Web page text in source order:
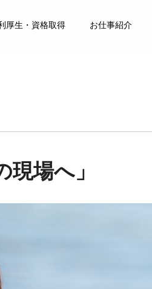
厚生・資格取得 お仕事紹介
現場へ」